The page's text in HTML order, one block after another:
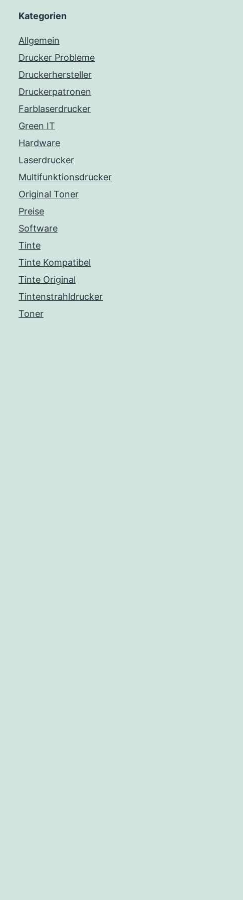
Kategorien
Allgemein
Drucker Probleme
Druckerhersteller
Druckerpatronen
Farblaserdrucker
Green IT
Hardware
Laserdrucker
Multifunktionsdrucker
Original Toner
Preise
Software
Tinte
Tinte Kompatibel
Tinte Original
Tintenstrahldrucker
Toner